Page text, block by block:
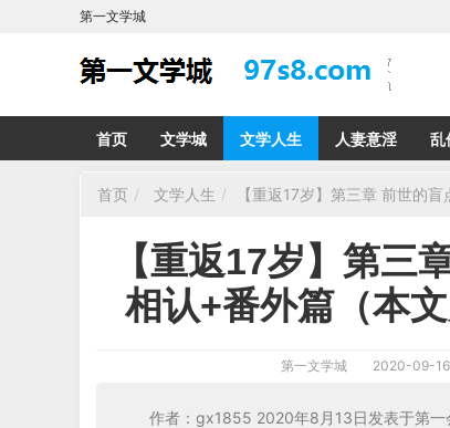
第一文学城
首页 文学城 文学人生 人妻意淫 乱
首页 文学人生 【重返17岁】第三章 前世的
【重返17岁】第三
相认+番外篇（本
第一文学城 2020-09-
作者：gx1855 2020年8月13日发表于第